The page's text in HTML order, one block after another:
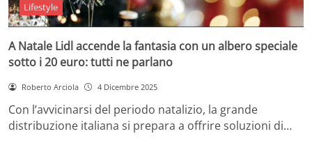
Lifestyle
A Natale Lidl accende la fantasia con un albero speciale
sotto i 20 euro: tutti ne parlano
Roberto Arciola 4 Dicembre 2025
Con l’avvicinarsi del periodo natalizio, la grande
distribuzione italiana si prepara a offrire soluzioni di…